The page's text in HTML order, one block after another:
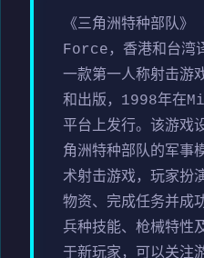
《三角洲特种部队
Force，香港和台湾
一款第一人称射击
和出版，1998年
平台上发行。该游戏
角洲特种部队的军事
术射击游戏，玩家扮
物资、完成任务并成
兵种技能、枪械特性
于新玩家，可以关注